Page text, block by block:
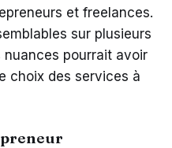
et freelances.
sur plusieurs
pourrait avoir
choix des services à